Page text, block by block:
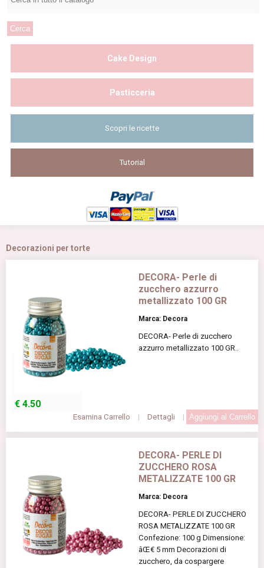
Cake Design
Pasticceria
Scopri le ricette
Tutorial
Decorazioni per torte
DECORA- Perle di
zucchero azzurro
metallizzato 100 GR
Marca: Decora
DECORA- Perle di zucchero
azzurro metallizzato 100 GR..
€ 4.50
Esamina Carrello | Dettagli |
DECORA- PERLE DI
ZUCCHERO ROSA
METALIZZATE 100 GR
Marca: Decora
DECORA- PERLE DI ZUCCHERO
ROSA METALIZZATE 100 GR
Confezione: 100 g Dimensione:
âŒ€ 5 mm Decorazioni di
zucchero, da cospargere